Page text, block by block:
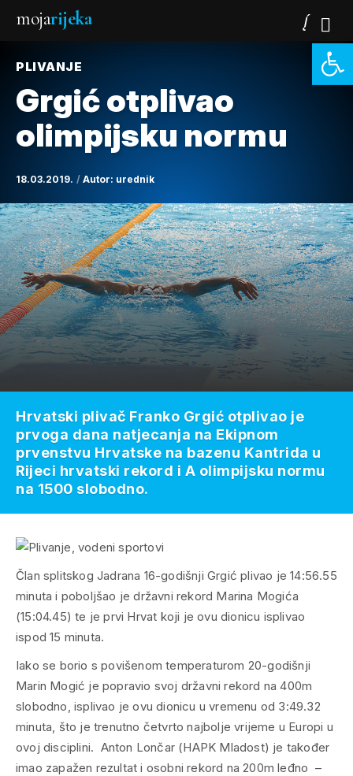
mojarijeka
PLIVANJE
Grgić otplivao
olimpijsku normu
18.03.2019. Autor: urednik
Član splitskog Jadrana 16-godišnji Grgić plivao je 14:56.55
minuta i poboljšao je državni rekord Marina Mogića
(15:04.45) te je prvi Hrvat koji je ovu dionicu isplivao
ispod 15 minuta.
Iako se borio s povišenom temperaturom 20-godišnji
Marin Mogić je popravio svoj državni rekord na 400m
slobodno, isplivao je ovu dionicu u vremenu od 3:49.32
minuta, što je trenutno četvrto najbolje vrijeme u Europi u
ovoj disciplini. Anton Lončar (HAPK Mladost) je također
imao zapažen rezultat i osobni rekord na 200m leđno –
Hrvatski plivač Franko Grgić otplivao je
prvoga dana natjecanja na Ekipnom
prvenstvu Hrvatske na bazenu Kantrida u
Rijeci hrvatski rekord i A olimpijsku normu
na 1500 slobodno.